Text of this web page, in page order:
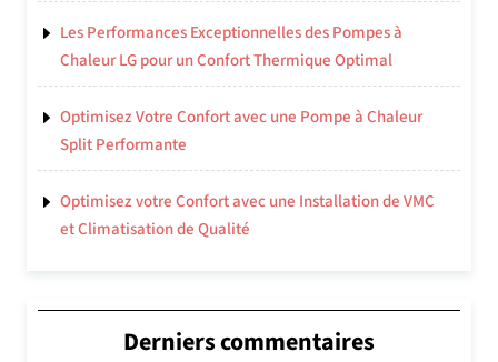
Les Performances Exceptionnelles des Pompes à
Chaleur LG pour un Confort Thermique Optimal
Optimisez Votre Confort avec une Pompe à Chaleur
Split Performante
Optimisez votre Confort avec une Installation de VMC
et Climatisation de Qualité
Derniers commentaires